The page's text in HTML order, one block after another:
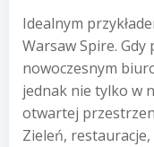
Idealnym
Warsaw Spire. Gdy
nowoczesnym
jednak nie tylko w
otwartej
Zieleń,